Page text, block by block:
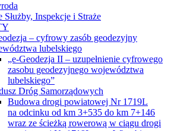
Służby, Inspekcje i Straże
– cyfrowy zasób geodezyjny
lubelskiego
„e-Geodezja II – uzupełnienie cyfrowego
zasobu geodezyjnego województwa
lubelskiego”
Dróg Samorządowych
Budowa drogi powiatowej Nr 1719L
na odcinku od km 3+535 do km 7+146
wraz ze ścieżką rowerową w ciągu drogi